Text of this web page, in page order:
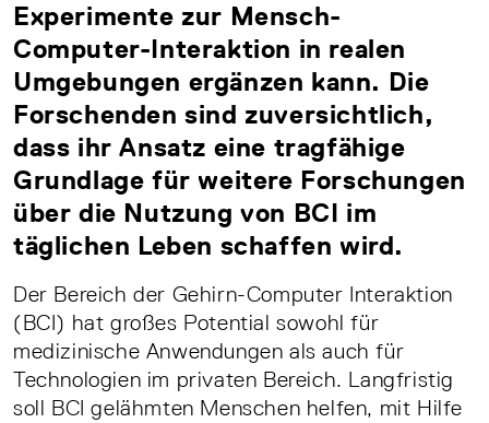
Experimente zur Mensch-
Computer-Interaktion in realen
Umgebungen ergänzen kann. Die
Forschenden sind zuversichtlich,
dass ihr Ansatz eine tragfähige
Grundlage für weitere Forschungen
über die Nutzung von BCI im
täglichen Leben schaffen wird.
Der Bereich der Gehirn-Computer Interaktion
(BCI) hat großes Potential sowohl für
medizinische Anwendungen als auch für
Technologien im privaten Bereich. Langfristig
soll BCI gelähmten Menschen helfen, mit Hilfe